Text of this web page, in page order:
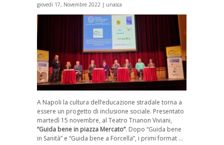
giovedì 17, Novembre 2022 | unasca
A Napoli la cultura dell’educazione stradale torna a
essere un progetto di inclusione sociale. Presentato
martedì 15 novembre, al Teatro Trianon Viviani,
“Guida bene in piazza Mercato”. Dopo “Guida bene
in Sanità” e “Guida bene a Forcella”, i primi format …